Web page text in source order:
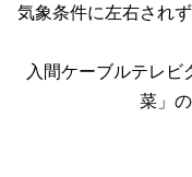
気象条件に左右され
入間ケーブルテレビ
菜」